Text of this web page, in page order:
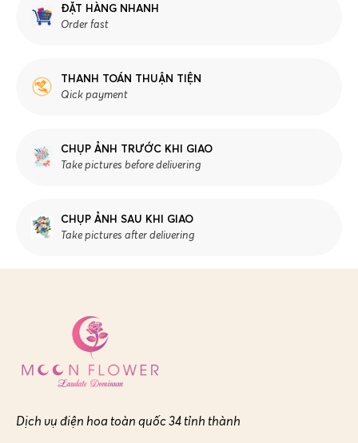
ĐẶT HÀNG NHANH
Order fast
THANH TOÁN THUẬN TIỆN
Qick payment
CHỤP ẢNH TRƯỚC KHI GIAO
Take pictures before delivering
CHỤP ẢNH SAU KHI GIAO
Take pictures after delivering
Dịch vụ điện hoa toàn quốc 34 tỉnh thành